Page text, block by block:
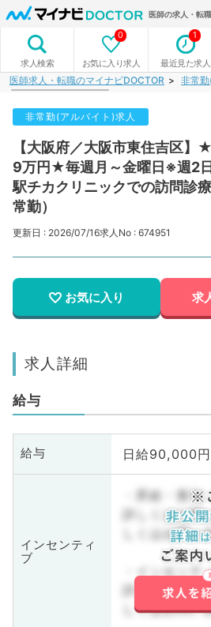
医師の求人・転
求人検索 お気に入り求人
0
最近見た求人
1
医師求人・転職のマイナビDOCTOR 非常
非常勤(アルバイト)求人
【大阪府／大阪市東住吉区
9万円★毎週月～金曜日※週2
駅チカクリニックでの訪問診
常勤）
更新日 : 2026/07/16求人No : 674951
お気に入り 求
求人詳細
給与
給与 日給90,000円
インセンティ
ブ
・昇給・賞与
詳しくはお問
しくはお問い
・インセンテ
詳しくはお問
しくはお問